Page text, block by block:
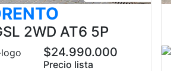
2WD AT6 5P
$24.990.000
Precio lista